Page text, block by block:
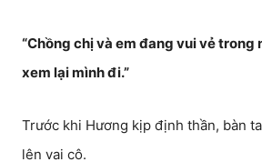
“Chồng chị và em đang vui vẻ trong
xem lại mình đi.”
Trước khi Hương kịp định thần, bàn
lên vai cô.